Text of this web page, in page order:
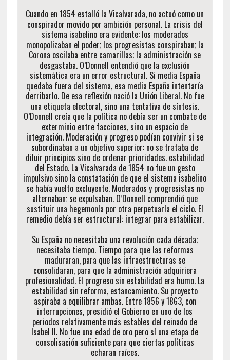
Cuando en 1854 estalló la Vicalvarada, no actuó como un
conspirador movido por ambición personal. La crisis del
sistema isabelino era evidente: los moderados
monopolizaban el poder; los progresistas conspiraban; la
Corona oscilaba entre camarillas; la administración se
desgastaba. O’Donnell entendió que la exclusión
sistemática era un error estructural. Si media España
quedaba fuera del sistema, esa media España intentaría
derribarlo. De esa reflexión nació la Unión Liberal. No fue
una etiqueta electoral, sino una tentativa de síntesis.
O’Donnell creía que la política no debía ser un combate de
exterminio entre facciones, sino un espacio de
integración. Moderación y progreso podían convivir si se
subordinaban a un objetivo superior: no se trataba de
diluir principios sino de ordenar prioridades. estabilidad
del Estado. La Vicalvarada de 1854 no fue un gesto
impulsivo sino la constatación de que el sistema isabelino
se había vuelto excluyente. Moderados y progresistas no
alternaban: se expulsaban. O’Donnell comprendió que
sustituir una hegemonía por otra perpetuaría el ciclo. El
remedio debía ser estructural: integrar para estabilizar.
Su España no necesitaba una revolución cada década;
necesitaba tiempo. Tiempo para que las reformas
maduraran, para que las infraestructuras se
consolidaran, para que la administración adquiriera
profesionalidad. El progreso sin estabilidad era humo. La
estabilidad sin reforma, estancamiento. Su proyecto
aspiraba a equilibrar ambas. Entre 1856 y 1863, con
interrupciones, presidió el Gobierno en uno de los
periodos relativamente más estables del reinado de
Isabel II. No fue una edad de oro pero sí una etapa de
consolisación suficiente para que ciertas políticas
echaran raíces.